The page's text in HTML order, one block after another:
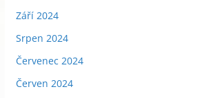
Září 2024
Srpen 2024
Červenec 2024
Červen 2024